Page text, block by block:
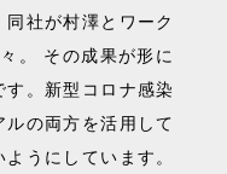
社が村澤とワーク
。 その成果が形に
。新型コロナ感染
の両方を活用して
うにしています。